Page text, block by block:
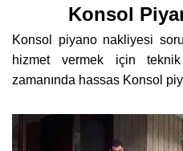
Konsol
Konsol piyano nakliyesi
hizmet vermek için
zamanında hassas Konsol